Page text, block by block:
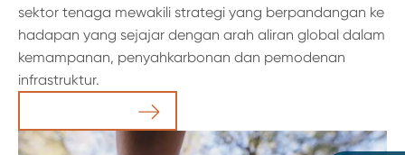
sektor tenaga mewakili strategi yang berpandangan ke
hadapan yang sejajar dengan arah aliran global dalam
kemampanan, penyahkarbonan dan pemodenan
infrastruktur.